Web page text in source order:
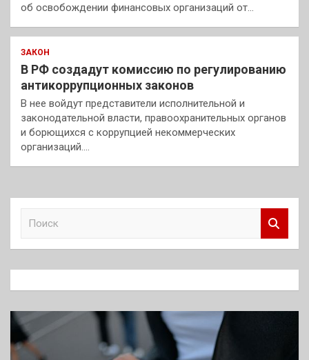
об освобождении финансовых организаций от…
ЗАКОН
В РФ создадут комиссию по регулированию
антикоррупционных законов
В нее войдут представители исполнительной и
законодательной власти, правоохранительных органов
и борющихся с коррупцией некоммерческих
организаций.…
к